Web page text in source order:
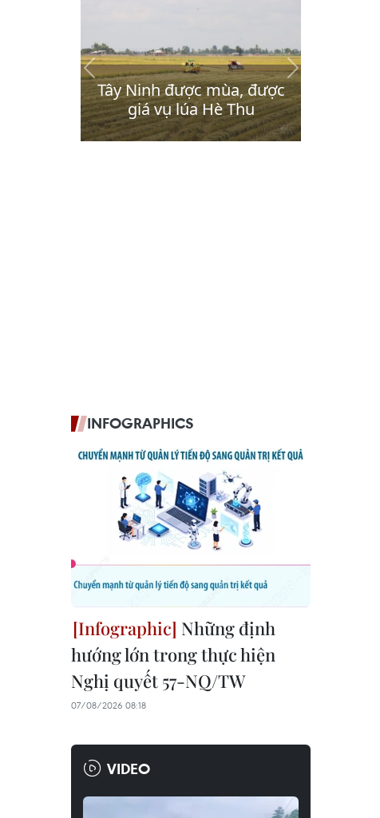
INFOGRAPHICS
Những định
hướng lớn trong thực hiện
Nghị quyết 57-NQ/TW
07/08/2026 08:18
VIDEO